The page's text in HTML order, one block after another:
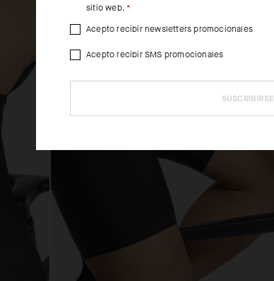
sitio web.
Acepto recibir newsletters promocionales
Acepto recibir SMS promocionales
SUSCRIBIRSE